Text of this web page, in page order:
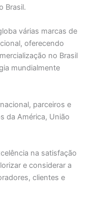
Brasil.
várias marcas de
oferecendo
no Brasil
mundialmente
parceiros e
da América, União
na satisfação
e considerar a
clientes e